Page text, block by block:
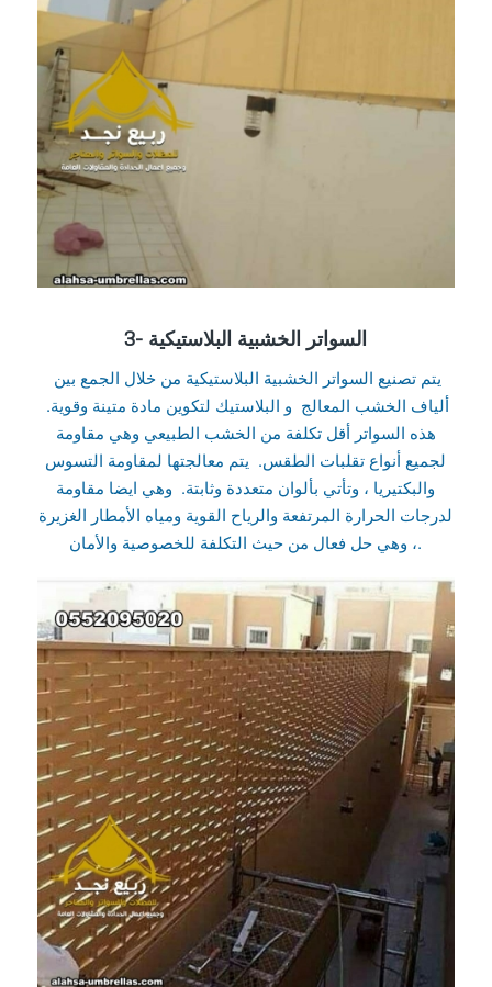
3- السواتر الخشبية البلاستيكية
ألياف الخشب المعالج و البلاستيك لتكوين مادة متينة وقوية.
هذه السواتر أقل تكلفة من الخشب الطبيعي وهي مقاومة
لجميع أنواع تقلبات الطقس. يتم معالجتها لمقاومة التسوس
والبكتيريا ، وتأتي بألوان متعددة وثابتة. وهي ايضا مقاومة
لدرجات الحرارة المرتفعة والرياح القوية ومياه الأمطار الغزيرة
، وهي حل فعال من حيث التكلفة للخصوصية والأمان.